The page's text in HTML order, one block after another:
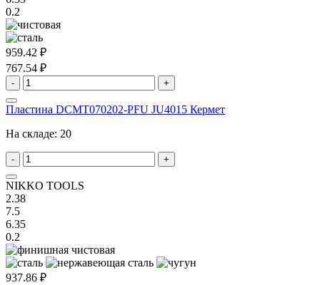
0.2
959.42 ₽
767.54 ₽
- +
Пластина DCMT070202-PFU JU4015 Кермет
На складе: 20
- +
NIKKO TOOLS
2.38
7.5
6.35
0.2
937.86 ₽